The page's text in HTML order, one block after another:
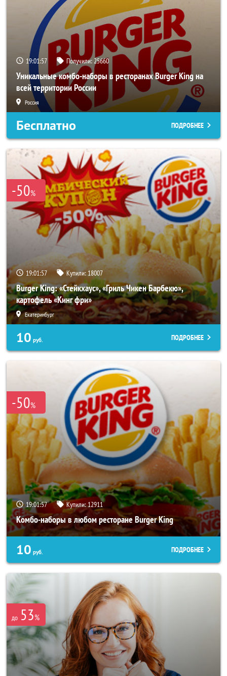
19:01:53 Получили:25660
Уникальные комбо-наборы в ресторанах Burger King на
всей территории России
Россия
Бесплатно ПОДРОБНЕЕ
-50%
19:01:53 Купили:18007
Burger King: «Стейкхаус», «Гриль Чикен Барбекю»,
картофель «Кинг фри»
Екатеринбург
10 руб. ПОДРОБНЕЕ
-50%
19:01:53 Купили:12911
Комбо-наборы в любом ресторане Burger King
10 руб. ПОДРОБНЕЕ
до 53%